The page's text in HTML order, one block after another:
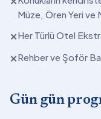
Müze, Ören Yeri ve
✕Her Türlü Otel
✕Rehber ve Şoför
Gün gün